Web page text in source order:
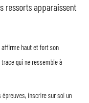
ressorts apparaissent
affirme haut et fort son
qui ne ressemble à
inscrire sur soi un